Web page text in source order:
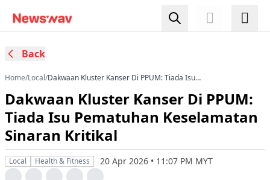
Back
Home/Local/Dakwaan Kluster Kanser Di PPUM: Tiada Isu
Dakwaan Kluster Kanser Di PPUM:
Tiada Isu Pematuhan Keselamatan
Sinaran Kritikal
Local Health & Fitness 20 Apr 2026 • 11:07 PM MYT